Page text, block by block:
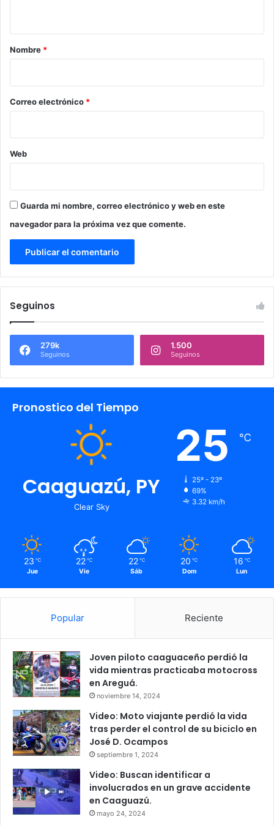
r
*
Nombre *
Correo electrónico *
Web
Guarda mi nombre, correo electrónico y web en este
navegador para la próxima vez que comente.
Seguinos
279k
Seguinos
1.500
Seguinos
Pronostico del Tiempo
Caaguazú, PY
Clear Sky
25 ℃
25º - 23º
69%
3.32 km/h
23 ℃
Jue
22 ℃
Vie
22 ℃
Sáb
20 ℃
Dom
16 ℃
Lun
Popular Reciente
Joven piloto caaguaceño perdió la
vida mientras practicaba motocross
en Areguá.
noviembre 14, 2024
Video: Moto viajante perdió la vida
tras perder el control de su biciclo en
José D. Ocampos
septiembre 1, 2024
Video: Buscan identificar a
involucrados en un grave accidente
en Caaguazú.
mayo 24, 2024